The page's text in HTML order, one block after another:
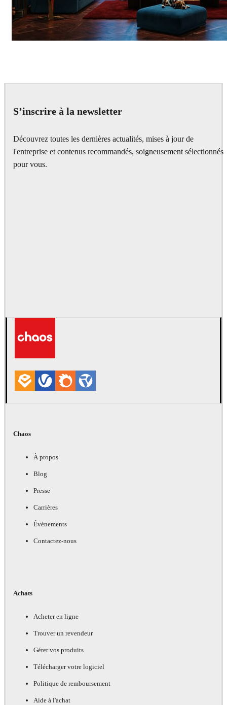
S’inscrire à la newsletter
Découvrez toutes les dernières actualités, mises à jour de
l'entreprise et contenus recommandés, soigneusement sélectionnés
pour vous.
Chaos
À propos
Blog
Presse
Carrières
Événements
Contactez-nous
Achats
Acheter en ligne
Trouver un revendeur
Gérer vos produits
Télécharger votre logiciel
Politique de remboursement
Aide à l'achat